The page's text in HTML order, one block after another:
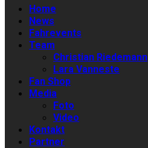
Home
News
Fahrevents
Team
Christian Riedemann
Lara Vanneste
Fan Shop
Media
Foto
Video
Kontakt
Partner